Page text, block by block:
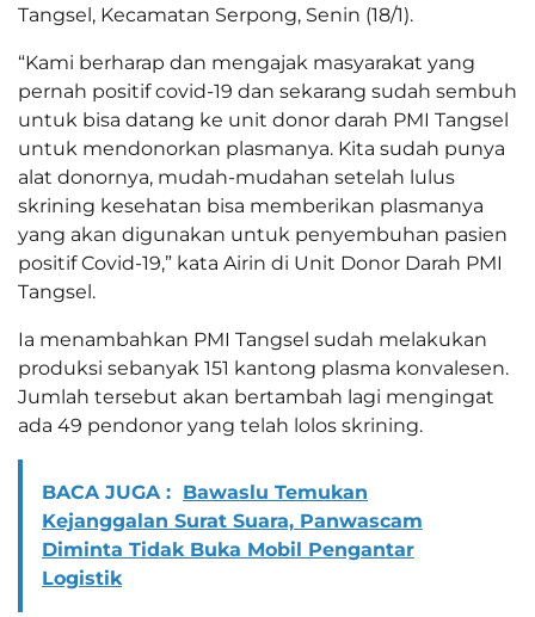
Tangsel, Kecamatan Serpong, Senin (18/1).
“Kami berharap dan mengajak masyarakat yang
pernah positif covid-19 dan sekarang sudah sembuh
untuk bisa datang ke unit donor darah PMI Tangsel
untuk mendonorkan plasmanya. Kita sudah punya
alat donornya, mudah-mudahan setelah lulus
skrining kesehatan bisa memberikan plasmanya
yang akan digunakan untuk penyembuhan pasien
positif Covid-19,” kata Airin di Unit Donor Darah PMI
Tangsel.
Ia menambahkan PMI Tangsel sudah melakukan
produksi sebanyak 151 kantong plasma konvalesen.
Jumlah tersebut akan bertambah lagi mengingat
ada 49 pendonor yang telah lolos skrining.
BACA JUGA : Bawaslu Temukan
Kejanggalan Surat Suara, Panwascam
Diminta Tidak Buka Mobil Pengantar
Logistik